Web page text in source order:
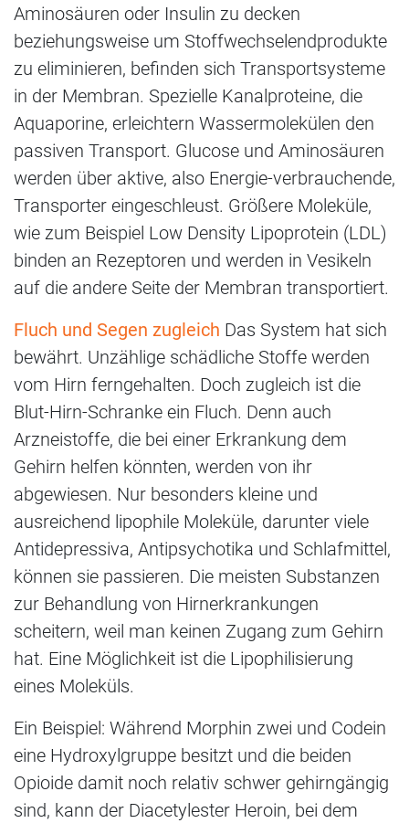
Aminosäuren oder Insulin zu decken
beziehungsweise um Stoffwechselendprodukte
zu eliminieren, befinden sich Transportsysteme
in der Membran. Spezielle Kanalproteine, die
Aquaporine, erleichtern Wassermolekülen den
passiven Transport. Glucose und Aminosäuren
werden über aktive, also Energie-verbrauchende,
Transporter eingeschleust. Größere Moleküle,
wie zum Beispiel Low Density Lipoprotein (LDL)
binden an Rezeptoren und werden in Vesikeln
auf die andere Seite der Membran transportiert.
Fluch und Segen zugleich Das System hat sich
bewährt. Unzählige schädliche Stoffe werden
vom Hirn ferngehalten. Doch zugleich ist die
Blut-Hirn-Schranke ein Fluch. Denn auch
Arzneistoffe, die bei einer Erkrankung dem
Gehirn helfen könnten, werden von ihr
abgewiesen. Nur besonders kleine und
ausreichend lipophile Moleküle, darunter viele
Antidepressiva, Antipsychotika und Schlafmittel,
können sie passieren. Die meisten Substanzen
zur Behandlung von Hirnerkrankungen
scheitern, weil man keinen Zugang zum Gehirn
hat. Eine Möglichkeit ist die Lipophilisierung
eines Moleküls.
Ein Beispiel: Während Morphin zwei und Codein
eine Hydroxylgruppe besitzt und die beiden
Opioide damit noch relativ schwer gehirngängig
sind, kann der Diacetylester Heroin, bei dem